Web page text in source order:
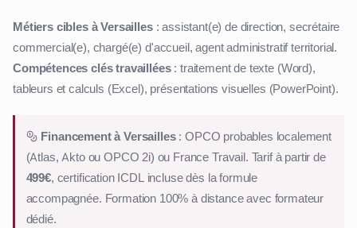
Métiers cibles à Versailles: assistant(e) de direction, secrétaire
commercial(e), chargé(e) d'accueil, agent administratif territorial.
Compétences clés travaillées: traitement de texte (Word),
tableurs et calculs (Excel), présentations visuelles (PowerPoint).
Financement à Versailles: OPCO probables localement
(Atlas, Akto ou OPCO 2i) ou France Travail. Tarif à partir de
499€, certification ICDL incluse dès la formule
accompagnée. Formation 100% à distance avec formateur
dédié.